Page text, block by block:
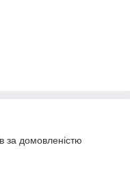
за домовленістю